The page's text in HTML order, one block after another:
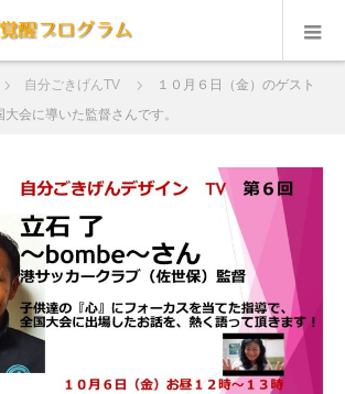
自分ごきげんTV
１０月６日（金）のゲスト
会に導いた監督さんです。